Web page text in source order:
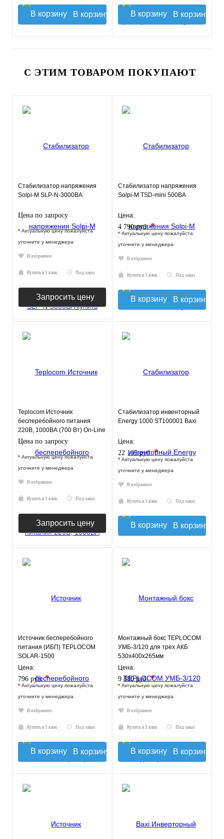
В корзину В корзину
С ЭТИМ ТОВАРОМ ПОКУПАЮТ
Стабилизатор напряжения
Solpi-M SLP-N-3000BA
Цена по запросу
* Актуальную цену пожалуйста
уточните у менеджера
В избранное
Купить в 1 клик Под заказ
Запросить цену
Стабилизатор напряжения
Solpi-M TSD-mini 500ВА
Цена:
4 790 руб.*
* Актуальную цену пожалуйста
уточните у менеджера
В избранное
Купить в 1 клик Под заказ
В корзину
Teplocom Источник
бесперебойного питания
220В, 1000ВА (700 Вт) On-Line
Цена по запросу
* Актуальную цену пожалуйста
уточните у менеджера
В избранное
Купить в 1 клик Под заказ
Запросить цену
Стабилизатор инвенторный
Energy 1000 ST100001 Baxi
Цена:
22 105 руб.*
* Актуальную цену пожалуйста
уточните у менеджера
В избранное
Купить в 1 клик Под заказ
В корзину
Источник бесперебойного
питания (ИБП) TEPLOCOM
SOLAR-1500
Цена:
796 руб.*
* Актуальную цену пожалуйста
уточните у менеджера
В избранное
Купить в 1 клик Под заказ
В корзину
Монтажный бокс TEPLOCOM
УМБ-3/120 для трех АКБ
530х400х265мм
Цена:
9 880 руб.*
* Актуальную цену пожалуйста
уточните у менеджера
В избранное
Купить в 1 клик Под заказ
В корзину